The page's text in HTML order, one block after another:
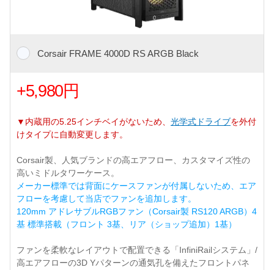
Corsair FRAME 4000D RS ARGB Black
+5,980円
▼内蔵用の5.25インチベイがないため、 光学式ドライブを外付
けタイプに自動変更します。
Corsair製、人気ブランドの高エアフロー、カスタマイズ性の
高いミドルタワーケース。
メーカー標準では背面にケースファンが付属しないため、エア
フローを考慮して当店でファンを追加します。
120mm アドレサブルRGBファン（Corsair製 RS120 ARGB）4
基 標準搭載（フロント 3基、リア（ショップ追加）1基）
ファンを柔軟なレイアウトで配置できる「InfiniRailシステム」/
高エアフローの3D Yパターンの通気孔を備えたフロントパネ